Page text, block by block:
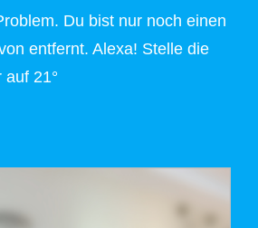
Du bist nur noch einen
entfernt. Alexa! Stelle die
auf 21°